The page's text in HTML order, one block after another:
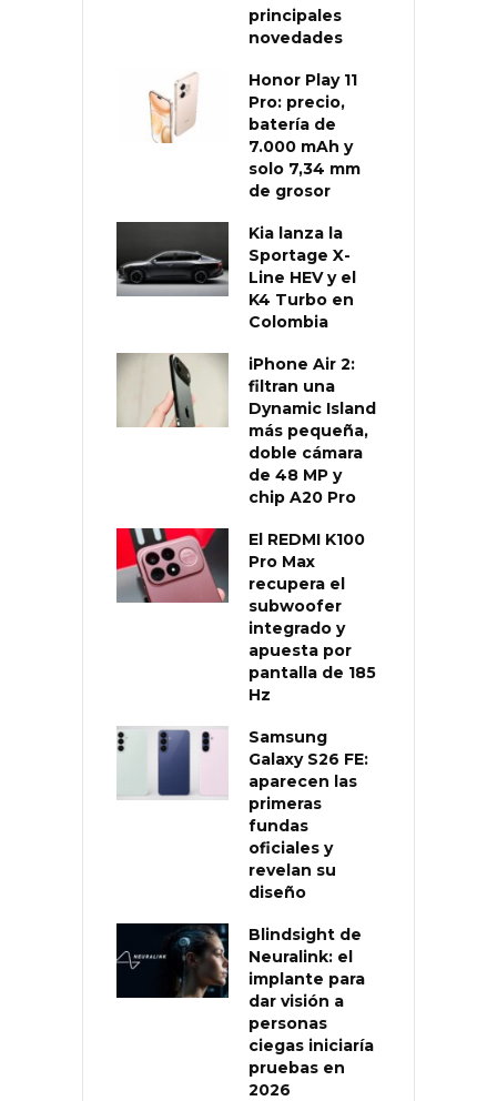
principales
novedades
Honor Play 11
Pro: precio,
batería de
7.000 mAh y
solo 7,34 mm
de grosor
Kia lanza la
Sportage X-
Line HEV y el
K4 Turbo en
Colombia
iPhone Air 2:
filtran una
Dynamic Island
más pequeña,
doble cámara
de 48 MP y
chip A20 Pro
El REDMI K100
Pro Max
recupera el
subwoofer
integrado y
apuesta por
pantalla de 185
Hz
Samsung
Galaxy S26 FE:
aparecen las
primeras
fundas
oficiales y
revelan su
diseño
Blindsight de
Neuralink: el
implante para
dar visión a
personas
ciegas iniciaría
pruebas en
2026